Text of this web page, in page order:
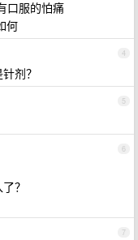
口服的怕痛
何
4
剂？
5
6
？
7